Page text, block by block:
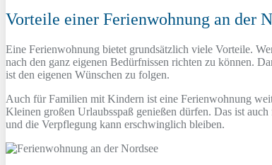
Vorteile einer Ferienwohnung an der
Eine Ferienwohnung bietet grundsätzlich viele Vorteile.
nach den ganz eigenen Bedürfnissen richten zu können.
ist den eigenen Wünschen zu folgen.
Auch für Familien mit Kindern ist eine Ferienwohnung
Kleinen großen Urlaubsspaß genießen dürfen. Das ist
und die Verpflegung kann erschwinglich bleiben.